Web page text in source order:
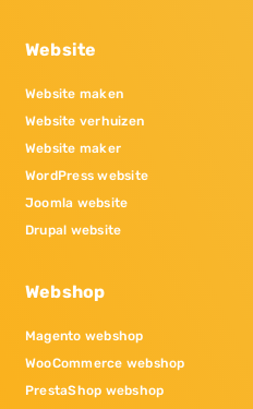
Website
Website maken
Website verhuizen
Website maker
WordPress website
Joomla website
Drupal website
Webshop
Magento webshop
WooCommerce webshop
PrestaShop webshop